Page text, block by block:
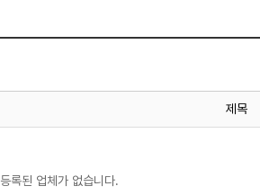
제목
등록된 업체가 없습니다.